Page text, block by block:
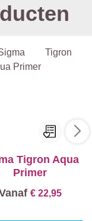
Tigron Aqua
Primer
€ 22,95